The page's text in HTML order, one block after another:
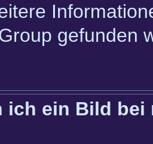
gefunden
ich ein Bild bei